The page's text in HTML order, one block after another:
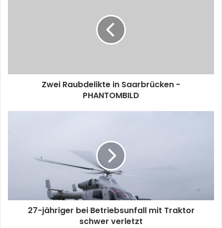
Zwei Raubdelikte in Saarbrücken -
PHANTOMBILD
27-jähriger bei Betriebsunfall mit Traktor
schwer verletzt